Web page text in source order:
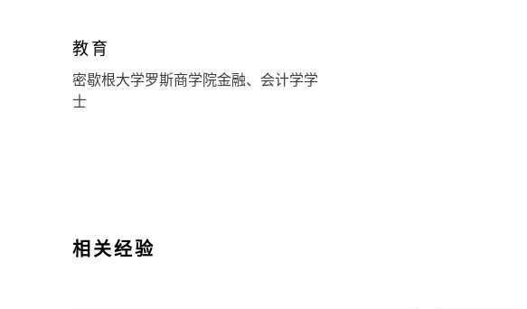
教育
密歇根大学罗斯商学院金融、会计学学
士
相关经验